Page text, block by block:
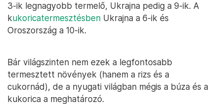
3-ik legnagyobb termelő, Ukrajna pedig a 9-ik. A
kukoricatermesztésben Ukrajna a 6-ik és
Oroszország a 10-ik.
Bár világszinten nem ezek a legfontosabb
termesztett növények (hanem a rizs és a
cukornád), de a nyugati világban mégis a búza és a
kukorica a meghatározó.